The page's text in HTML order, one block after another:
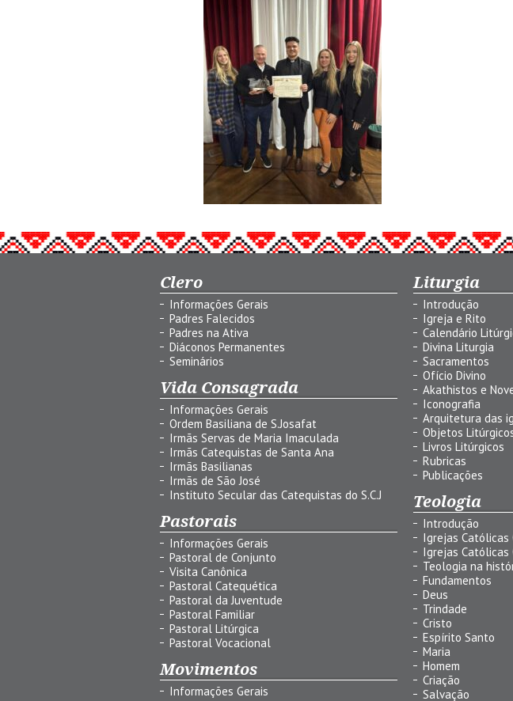
Clero
Informações Gerais
Padres Falecidos
Padres na Ativa
Diáconos Permanentes
Seminários
Vida Consagrada
Informações Gerais
Ordem Basiliana de S.Josafat
Irmãs Servas de Maria Imaculada
Irmãs Catequistas de Santa Ana
Irmãs Basilianas
Irmãs de São José
Instituto Secular das Catequistas do S.C.J
Pastorais
Informações Gerais
Pastoral de Conjunto
Visita Canônica
Pastoral Catequética
Pastoral da Juventude
Pastoral Familiar
Pastoral Litúrgica
Pastoral Vocacional
Movimentos
Informações Gerais
Liturgia
Introdução
Igreja e Rito
Calendário
Divina Liturgia
Sacramentos
Ofício Divino
Akathistos e
Iconografia
Arquitetura das
Objetos
Livros Litúrgicos
Rubricas
Publicações
Teologia
Introdução
Igrejas
Igrejas Católicas
Teologia na
Fundamentos
Deus
Trindade
Cristo
Espírito Santo
Maria
Homem
Criação
Salvação